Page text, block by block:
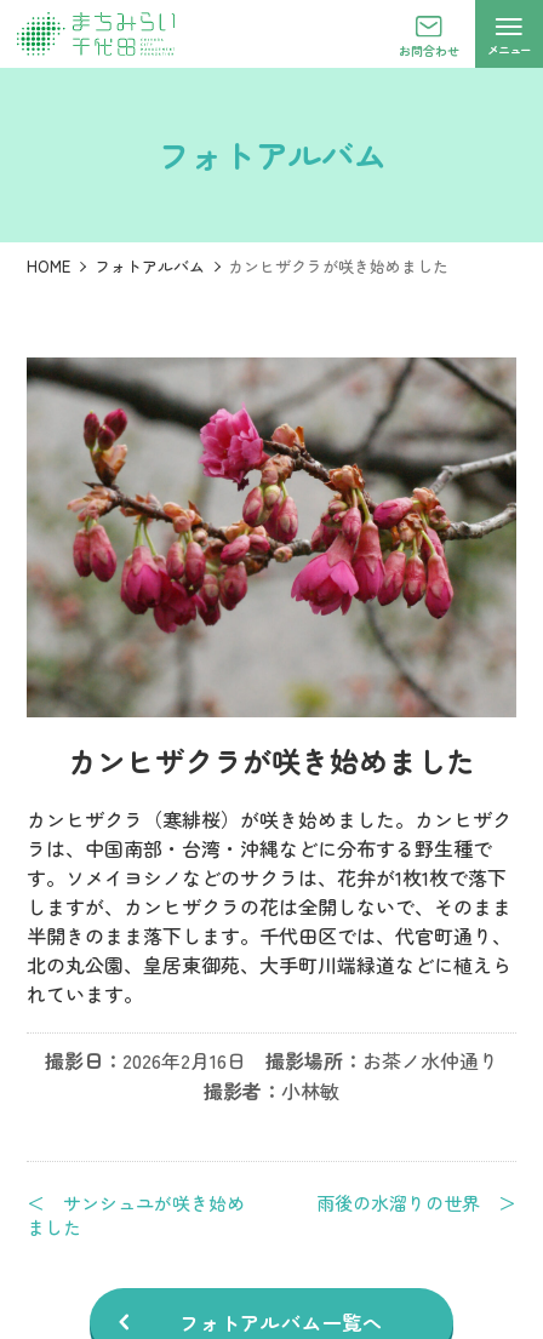
お問合わせ メニュー
フォトアルバム
HOME フォトアルバム カンヒザクラが咲き始めました
カンヒザクラが咲き始めました
カンヒザクラ（寒緋桜）が咲き始めました。カンヒザク
ラは、中国南部・台湾・沖縄などに分布する野生種で
す。ソメイヨシノなどのサクラは、花弁が1枚1枚で落下
しますが、カンヒザクラの花は全開しないで、そのまま
半開きのまま落下します。千代田区では、代官町通り、
北の丸公園、皇居東御苑、大手町川端緑道などに植えら
れています。
撮影日： 2026年2月16日 撮影場所： お茶ノ水仲通り
撮影者： 小林敏
＜ サンシュユが咲き始め
ました
雨後の水溜りの世界 ＞
フォトアルバム一覧へ